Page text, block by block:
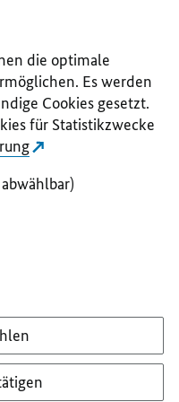
die optimale
Es werden
Cookies gesetzt.
für Statistikzwecke